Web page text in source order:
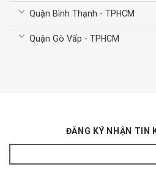
Quận Bình Thạnh - TPHCM
Quận Gò Vấp - TPHCM
ĐĂNG KÝ NHẬN TIN